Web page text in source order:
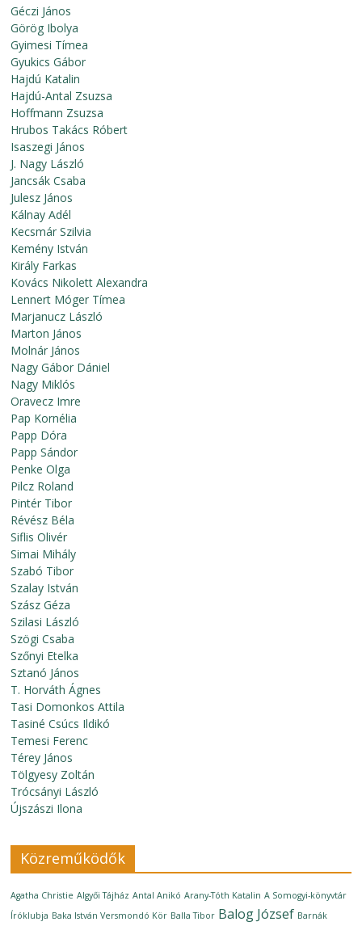
Géczi János
Görög Ibolya
Gyimesi Tímea
Gyukics Gábor
Hajdú Katalin
Hajdú-Antal Zsuzsa
Hoffmann Zsuzsa
Hrubos Takács Róbert
Isaszegi János
J. Nagy László
Jancsák Csaba
Julesz János
Kálnay Adél
Kecsmár Szilvia
Kemény István
Király Farkas
Kovács Nikolett Alexandra
Lennert Móger Tímea
Marjanucz László
Marton János
Molnár János
Nagy Gábor Dániel
Nagy Miklós
Oravecz Imre
Pap Kornélia
Papp Dóra
Papp Sándor
Penke Olga
Pilcz Roland
Pintér Tibor
Révész Béla
Siflis Olivér
Simai Mihály
Szabó Tibor
Szalay István
Szász Géza
Szilasi László
Szögi Csaba
Szőnyi Etelka
Sztanó János
T. Horváth Ágnes
Tasi Domonkos Attila
Tasiné Csúcs Ildikó
Temesi Ferenc
Térey János
Tölgyesy Zoltán
Trócsányi László
Újszászi Ilona
Közreműködők
Agatha Christie Algyői Tájház Antal Anikó Arany-Tóth Katalin A Somogyi-könyvtár
Íróklubja Baka István Versmondó Kör Balla Tibor Balog József Barnák